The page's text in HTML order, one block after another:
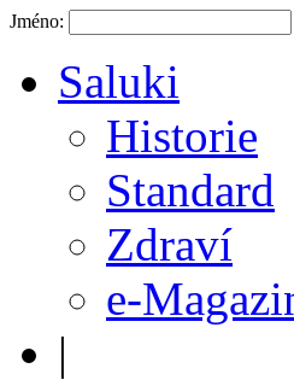
Jméno:
Saluki
Historie
Standard
Zdraví
e-
|